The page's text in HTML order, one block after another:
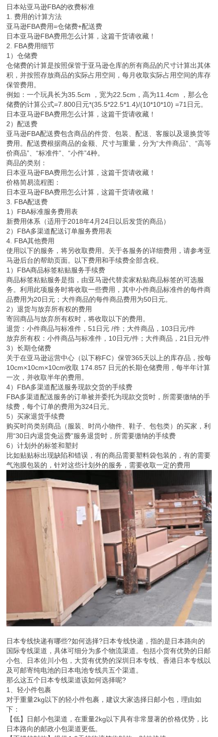
日本站亚马逊FBA的收费标准
1. 费用的计算方法
亚马逊FBA费用=仓储费+配送费
日本亚马逊FBA费用怎么计算，这篇干货请收藏！
2. FBA费用细节
1）仓储费
仓储费的计算是按照保管于亚马逊仓库的所有商品的尺寸计算出其体
积，并按照存放商品的实际占用空间，每月收取实际占用空间的库存
保管费用。
例如：一个玩具长为35.5cm ，宽为22.5cm，高为11.4cm ，那么仓
储费的计算公式=7.800日元*(35.5*22.5*1.4)/(10*10*10) =71日元。
日本亚马逊FBA费用怎么计算，这篇干货请收藏！
2）配送费
亚马逊FBA配送费包含商品的件货、包装、配送、客服以及退换货等
费用。配送费根据商品的金额、尺寸与重量，分为“大件商品”、“高等
价商品”、“标准件”、“小件”4种。
商品的类别：
日本亚马逊FBA费用怎么计算，这篇干货请收藏！
价格简易流程图：
日本亚马逊FBA费用怎么计算，这篇干货请收藏！
3. FBA配送费
1）FBA标准服务费用表
新费用体系（适用于2018年4月24日以后发货的商品）
2）FBA多渠道配送订单服务费用表
4. FBA其他费用
使用以下的服务，将另收取费用。关于各服务的详细费用，请参考亚
马逊后台的帮助页面。以下费用和手续费全部含税。
1）FBA商品标签粘贴服务手续费
商品标签粘贴服务是指，由亚马逊代替卖家粘贴商品标签的可选服
务。利用此项服务时将收取一些费用，其中小件商品标准件的每件商
品费用为20日元；大件商品的每件商品费用为50日元。
2）退货与放弃所有权的费用
寄回商品与放弃所有权时，将收取以下的费用。
退货：小件商品与标准件，51日元 /件；大件商品，103日元/件
放弃所有权：小件商品与标准件，10日元/件；大件商品，21日元/件
3）长期仓储费
关于在亚马逊运营中心（以下称FC）保管365天以上的库存品，按每
10cm×10cm×10cm收取 174.857 日元的长期仓储费用，每半年计算
一次，并收取半年的费用。
4）FBA多渠道配送服务现款交货的手续费
FBA多渠道配送服务的订单被并委托为现款交货时，所需要缴纳的手
续费，每个订单的费用为324日元。
5）买家退货手续费
购买时尚类别商品（服装、时尚小物件、鞋子、包包类）的买家，利
用“30日内退货免运费”服务退货时，所需要缴纳的手续费
6）计划外的标签和塑封
比如贴贴标出现缺陷和错误，有的商品需要塑料袋包装的，有的需要
气泡膜包装的，针对这些计划外的服务，需要收取一定的费用
日本专线快递有哪些?如何选择?日本专线快递，指的是日本路向的
国际专线渠道，具体可细分为多个物流渠道。包括小货有优势的日邮
小包、日本佐川小包，大货有优势的深圳日本专线、香港日本专线以
及可邮寄纯电池的日本电池专线共五个渠道。
那么这五个日本专线渠道该如何选择呢?
1、轻小件包裹
对于重量2kg以下的轻小件包裹，建议大家选择日邮小包，理由如
下：
【低】日邮小包渠道，在重量2kg以下具有非常显著的价格优势，比
日本路向的邮政小包渠道更低。